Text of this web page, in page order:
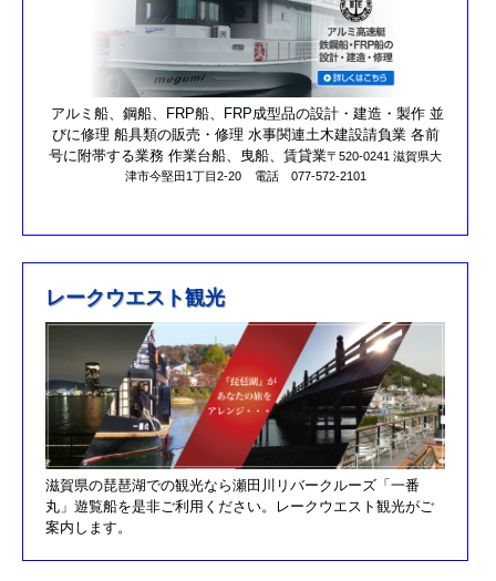
R3/2/27果情報更新しました
R2/8/29果情報更新しました
営業時間を更新しました。
第17回オーナーズカップを更新しました。
R元/10/25クラブハウスのリニューアルが完了しました。
R元/8/25果情報更新しました
H30/11/7釣果情報更新しました
H30/9/30臨時休業のお知らせ！！
H30/9/24釣果情報更新しました
H30/7/21釣果情報更新しました
H30/4/21釣果情報更新しました
H30/3/3釣果情報更新しました
H30/2/17釣果情報更新しました
H30/2/8釣果情報更新しました
H29/12/10オーナズカップ更新しました
アルミ船、鋼船、FRP船、FRP成型品の設計・建造・製作 並
びに修理 船具類の販売・修理 水事関連土木建設請負業 各前
号に附帯する業務 作業台船、曳船、賃貸業〒520-0241 滋賀県大
津市今堅田1丁目2-20
電話 077-572-2101
レークウエスト観光
滋賀県の琵琶湖での観光なら瀬田川リバークルーズ「一番
丸」遊覧船を是非ご利用ください。レークウエスト観光がご
案内します。